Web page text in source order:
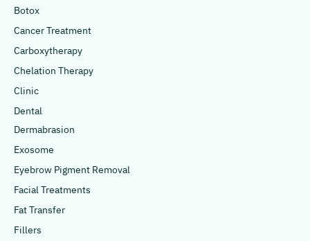
Botox
Cancer Treatment
Carboxytherapy
Chelation Therapy
Clinic
Dental
Dermabrasion
Exosome
Eyebrow Pigment Removal
Facial Treatments
Fat Transfer
Fillers